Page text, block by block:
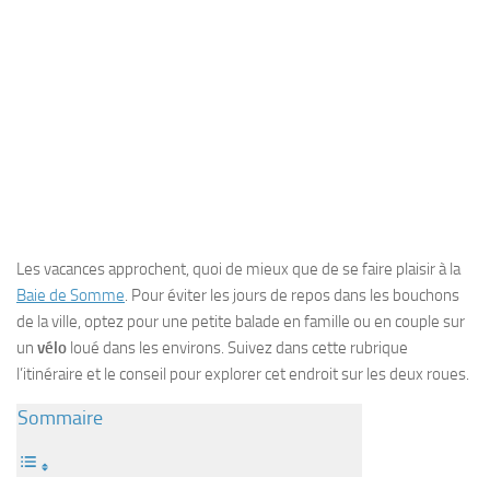
Les vacances approchent, quoi de mieux que de se faire plaisir à la
Baie de Somme. Pour éviter les jours de repos dans les bouchons
de la ville, optez pour une petite balade en famille ou en couple sur
un vélo loué dans les environs. Suivez dans cette rubrique
l’itinéraire et le conseil pour explorer cet endroit sur les deux roues.
Sommaire